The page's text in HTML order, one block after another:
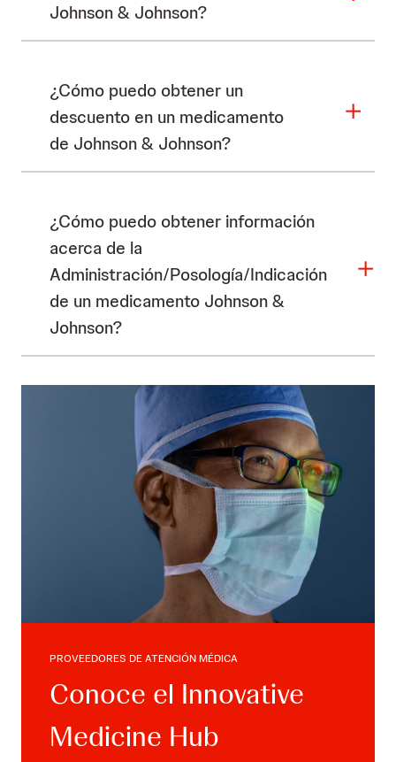
Johnson & Johnson?
¿Cómo puedo obtener un
descuento en un medicamento
de Johnson & Johnson?
¿Cómo puedo obtener información
acerca de la
Administración/Posología/Indicación
de un medicamento Johnson &
Johnson?
PROVEEDORES DE ATENCIÓN MÉDICA
Conoce el Innovative
Medicine Hub